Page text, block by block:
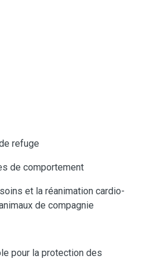
refuge
de comportement
et la réanimation cardio-
de compagnie
pour la protection des